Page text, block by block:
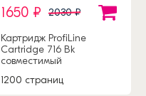
1650 ₽ 2030 ₽
Картридж ProfiLine
Cartridge 716 Bk
совместимый
1200 страниц